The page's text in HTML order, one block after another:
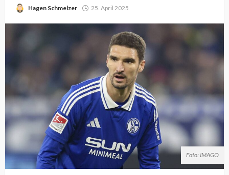
Hagen Schmelzer 25. April 2025
Foto: IMAGO